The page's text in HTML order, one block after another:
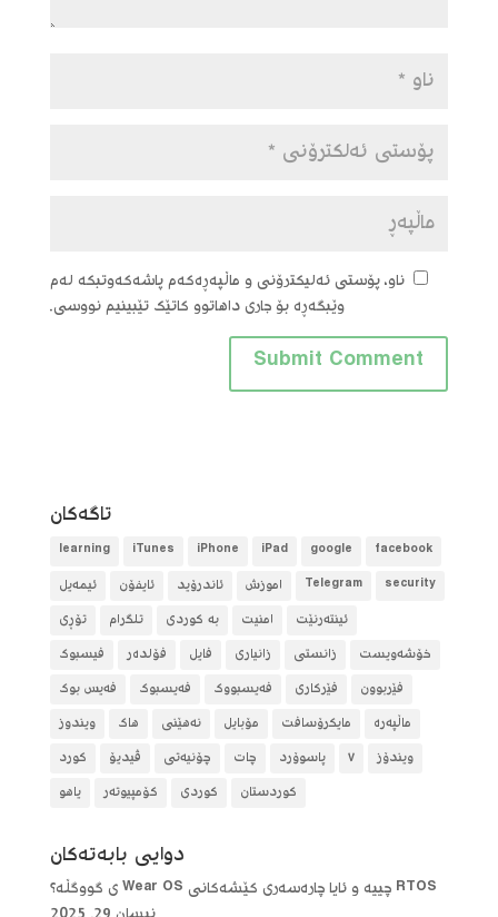
ناو، پۆستی ئەلیکترۆنی و ماڵپەڕەکەم پاشەکەوتبکە لەم
وێبگەڕە بۆ جاری داهاتوو کاتێک تێبینیم نووسی.
تاگه‌كان
facebook
google
iPad
iPhone
iTunes
learning
security
Telegram آموزش ئاندرۆید ئایفۆن
ئیمەیل
ئینتەرنێت
امنیت بە کوردی تلگرام
تۆڕی
خۆشەویست
زانستی زانیاری فایل فۆلده‌ر
فیسبوک
فێربوون
فێرکاری فەیسبووک فەیسبوک
فەیس بوک
ماڵپەرە
مایکرۆسافت مۆبایل نەهێنی هاک
ویندوز
ویندۆز
٧ پاسوۆرد چات چۆنیەتی ڤیدیۆ
کورد
کوردستان
کوردی کۆمپیوتەر یاهو
دوایی بابه‌ته‌كان
RTOS چییە و ئایا چارەسەری کێشەکانی Wear OS ی گووگڵە؟